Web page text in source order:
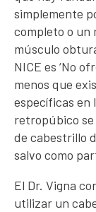
simplemente
completo o un
músculo
NICE es ‘No
menos que
específicas en
retropúbico se
de cabestrillo
salvo como
El Dr. Vigna
utilizar un